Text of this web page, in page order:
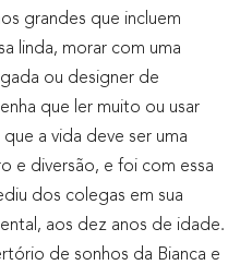
grandes que incluem
linda, morar com uma
ou designer de
que ler muito ou usar
a vida deve ser uma
e diversão, e foi com essa
dos colegas em sua
aos dez anos de idade.
de sonhos da Bianca e